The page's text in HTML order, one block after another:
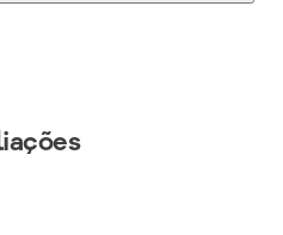
e elegante,